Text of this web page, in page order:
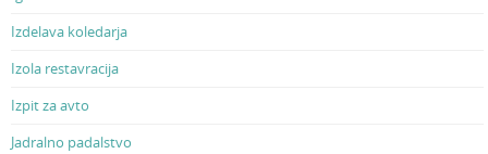
Izdelava koledarja
Izola restavracija
Izpit za avto
Jadralno padalstvo